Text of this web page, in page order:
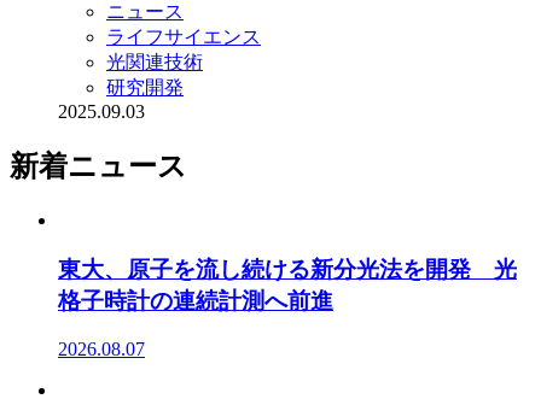
ニュース
ライフサイエンス
光関連技術
研究開発
2025.09.03
新着ニュース
東大、原子を流し続ける新分光法を開発 光
格子時計の連続計測へ前進
2026.08.07